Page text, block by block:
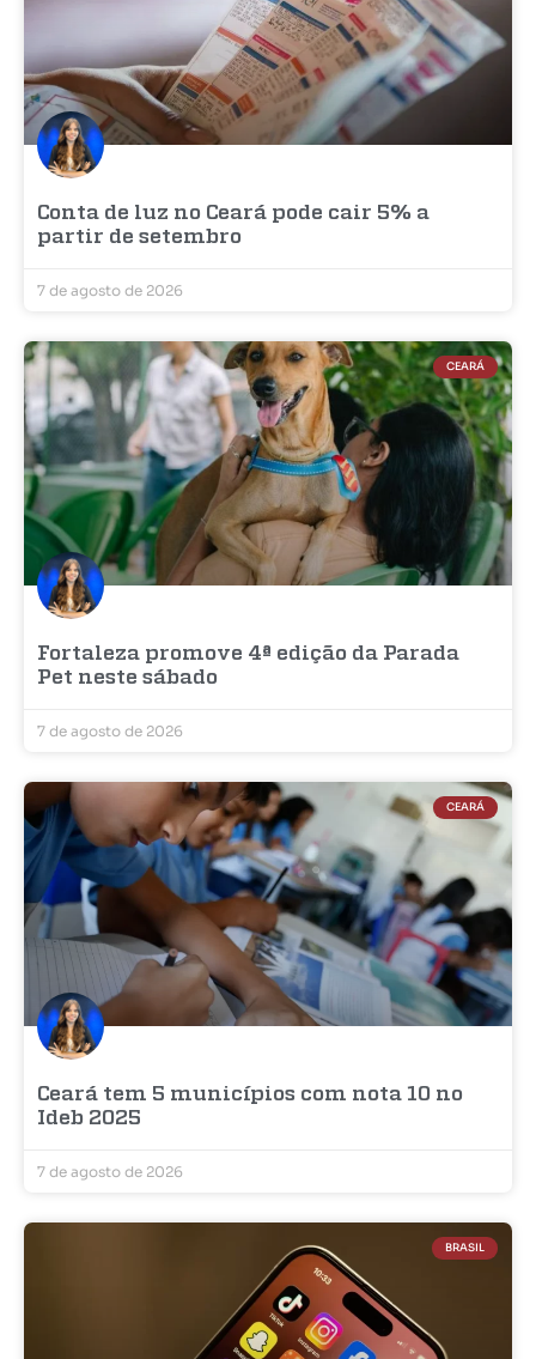
Conta de luz no Ceará pode cair 5% a
partir de setembro
7 de agosto de 2026
CEARÁ
Fortaleza promove 4ª edição da Parada
Pet neste sábado
7 de agosto de 2026
CEARÁ
Ceará tem 5 municípios com nota 10 no
Ideb 2025
7 de agosto de 2026
BRASIL